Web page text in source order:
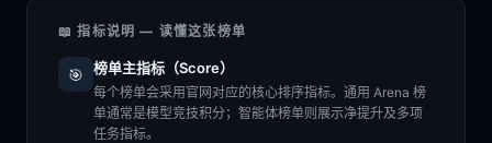
📖 指标说明 — 读懂这张榜单
🎯 榜单主指标（Score）
每个榜单会采用官网对应的核心排序指标。通用 Arena 榜
单通常是模型竞技积分；智能体榜单则展示净提升及多项
任务指标。